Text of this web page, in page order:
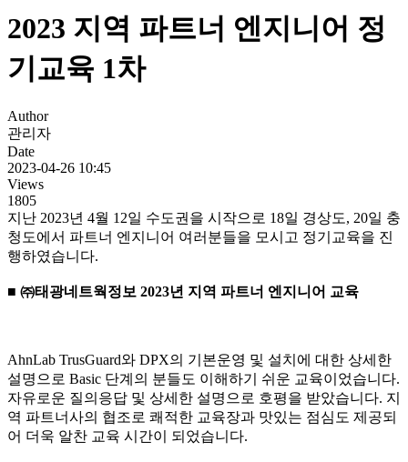
2023 지역 파트너 엔지니어 정
기교육 1차
Author
관리자
Date
2023-04-26 10:45
Views
1805
지난 2023년 4월 12일 수도권을 시작으로 18일 경상도, 20일 충
청도에서 파트너 엔지니어 여러분들을 모시고 정기교육을 진
행하였습니다.
■ ㈜태광네트웍정보 2023년 지역 파트너 엔지니어 교육
AhnLab TrusGuard와 DPX의 기본운영 및 설치에 대한 상세한
설명으로 Basic 단계의 분들도 이해하기 쉬운 교육이었습니다.
자유로운 질의응답 및 상세한 설명으로 호평을 받았습니다. 지
역 파트너사의 협조로 쾌적한 교육장과 맛있는 점심도 제공되
어 더욱 알찬 교육 시간이 되었습니다.